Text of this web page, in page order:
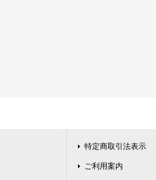
特定商取引法表示
ご利用案内